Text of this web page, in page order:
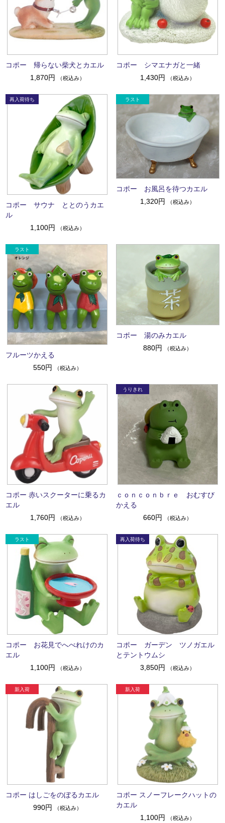
コポー 帰らない柴犬とカエル
1,870円
（税込み）
コポー シマエナガと一緒
1,430円
（税込み）
コポー サウナ ととのうカエ
ル
1,100円
（税込み）
コポー お風呂を待つカエル
1,320円
（税込み）
フルーツかえる
550円
（税込み）
コポー 湯のみカエル
880円
（税込み）
コポー 赤いスクーターに乗るカ
エル
1,760円
（税込み）
ｃｏｎｃｏｎｂｒｅ おむすび
かえる
660円
（税込み）
コポー お花見でへべれけのカ
エル
1,100円
（税込み）
コポー ガーデン ツノガエル
とテントウムシ
3,850円
（税込み）
コポー はしごをのぼるカエル
990円
（税込み）
コポー スノーフレークハットの
カエル
1,100円
（税込み）